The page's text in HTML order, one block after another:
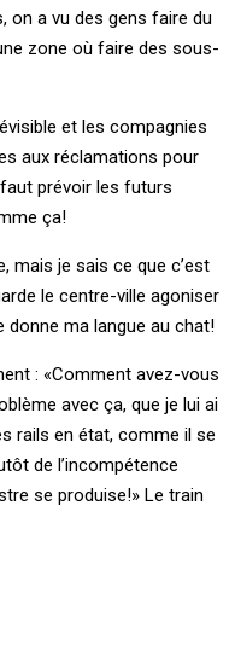
on a vu des gens faire du
zone où faire des sous-
et les compagnies
aux réclamations pour
prévoir les futurs
ça!
mais je sais ce que c’est
le centre-ville agoniser
donne ma langue au chat!
: «Comment avez-vous
avec ça, que je lui ai
rails en état, comme il se
de l’incompétence
se produise!» Le train